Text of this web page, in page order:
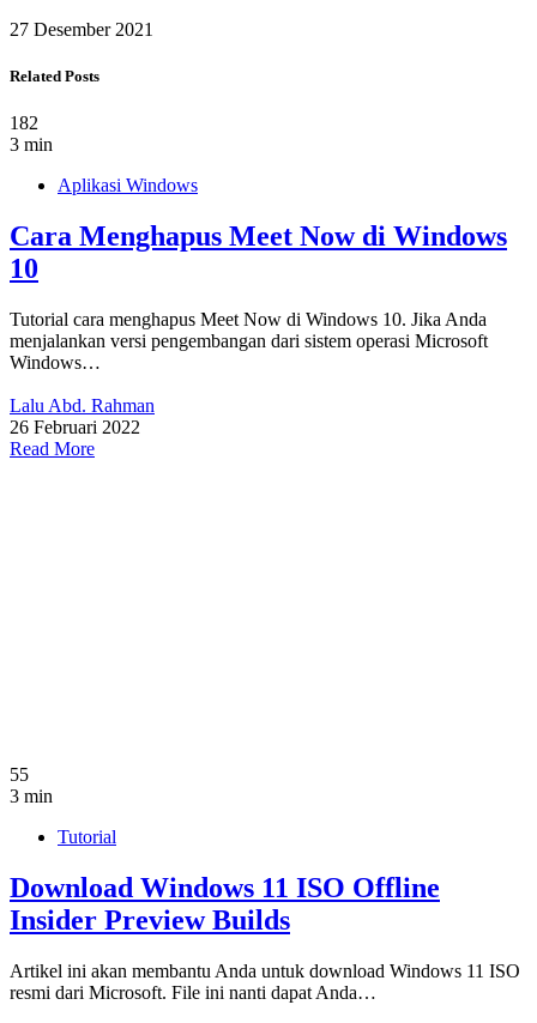
27 Desember 2021
Related Posts
182
3 min
Aplikasi Windows
Cara Menghapus Meet Now di Windows
10
Tutorial cara menghapus Meet Now di Windows 10. Jika Anda
menjalankan versi pengembangan dari sistem operasi Microsoft
Windows…
Lalu Abd. Rahman
26 Februari 2022
Read More
55
3 min
Tutorial
Download Windows 11 ISO Offline
Insider Preview Builds
Artikel ini akan membantu Anda untuk download Windows 11 ISO
resmi dari Microsoft. File ini nanti dapat Anda…